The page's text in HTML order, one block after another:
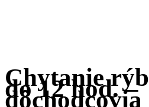
Chytanie rýb
do 12 hod. –
dôchodcovia